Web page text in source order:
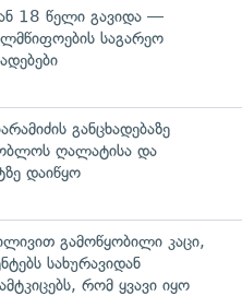
18 წელი გავიდა —
საგარეო
განცხადებაზე
ღალატისა და
დაიწყო
გამოწყობილი კაცი,
სახურავიდან
რომ ყვავი იყო